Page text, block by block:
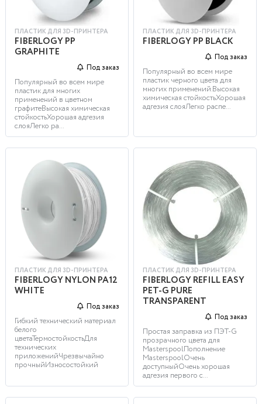
ПЛАСТИК ДЛЯ 3D-ПРИНТЕРА
FIBERLOGY PP
GRAPHITE
Под заказ
Популярный во всем мире
пластик для многих
применений в цветном
графитеВысокая химическая
стойкостьХорошая адгезия
слояЛегко ра...
ПЛАСТИК ДЛЯ 3D-ПРИНТЕРА
FIBERLOGY PP BLACK
Под заказ
Популярный во всем мире
пластик черного цвета для
многих применений.Высокая
химическая стойкостьХорошая
адгезия слояЛегко распе...
ПЛАСТИК ДЛЯ 3D-ПРИНТЕРА
FIBERLOGY NYLON PA12
WHITE
Под заказ
Гибкий технический материал
белого
цветаТермостойкостьДля
технических
приложенийЧрезвычайно
прочныйИзносостойкий
ПЛАСТИК ДЛЯ 3D-ПРИНТЕРА
FIBERLOGY REFILL EASY
PET-G PURE
TRANSPARENT
Под заказ
Простая заправка из ПЭТ-G
прозрачного цвета для
MasterspoolПополнение
MasterspoolОчень
доступныйОчень хорошая
адгезия первого с...